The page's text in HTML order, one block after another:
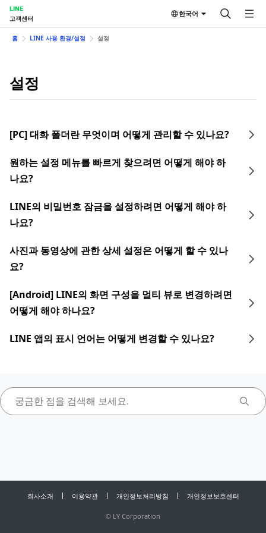
LINE
고객센터
한국어
홈 LINE 사용 환경/설정 설정
설정
[PC] 대화 폴더란 무엇이며 어떻게 관리할 수 있나요?
원하는 설정 메뉴를 빠르게 찾으려면 어떻게 해야 하
나요?
LINE의 비밀번호 잠금을 설정하려면 어떻게 해야 하
나요?
사진과 동영상에 관한 상세 설정은 어떻게 할 수 있나
요?
[Android] LINE의 화면 구성을 멀티 뷰로 변경하려면
어떻게 해야 하나요?
LINE 앱의 표시 언어는 어떻게 변경할 수 있나요?
회사소개 이용약관 개인정보처리방침 개인정보보호센터
© LY Corporation